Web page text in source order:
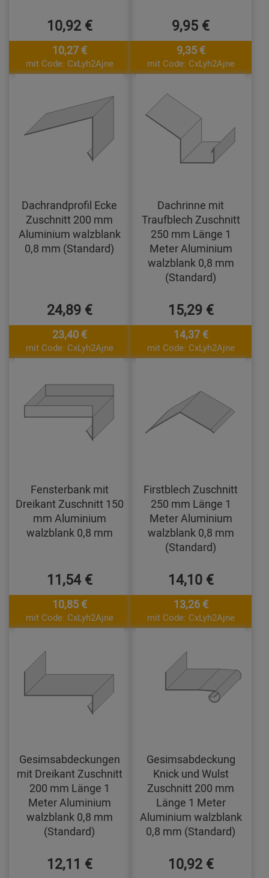
10,92 €
10,27 €
mit Code: CxLyh2Ajne
9,95 €
9,35 €
mit Code: CxLyh2Ajne
Dachrandprofil Ecke
Zuschnitt 200 mm
Aluminium walzblank
0,8 mm (Standard)
24,89 €
23,40 €
mit Code: CxLyh2Ajne
Dachrinne mit
Traufblech Zuschnitt
250 mm Länge 1
Meter Aluminium
walzblank 0,8 mm
(Standard)
15,29 €
14,37 €
mit Code: CxLyh2Ajne
Fensterbank mit
Dreikant Zuschnitt 150
mm Aluminium
walzblank 0,8 mm
11,54 €
10,85 €
mit Code: CxLyh2Ajne
Firstblech Zuschnitt
250 mm Länge 1
Meter Aluminium
walzblank 0,8 mm
(Standard)
14,10 €
13,26 €
mit Code: CxLyh2Ajne
Gesimsabdeckungen
mit Dreikant Zuschnitt
200 mm Länge 1
Meter Aluminium
walzblank 0,8 mm
(Standard)
12,11 €
Gesimsabdeckung
Knick und Wulst
Zuschnitt 200 mm
Länge 1 Meter
Aluminium walzblank
0,8 mm (Standard)
10,92 €